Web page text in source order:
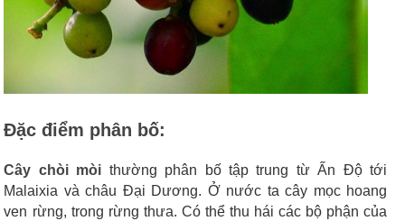
Đặc điểm phân bố:
Cây chòi mòi thường phân bố tập trung từ Ấn Độ tới
Malaixia và châu Ðại Dương. Ở nước ta cây mọc hoang
ven rừng, trong rừng thưa. Có thể thu hái các bộ phận của